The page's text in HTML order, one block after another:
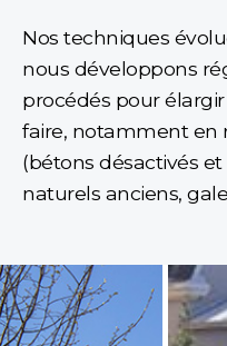
Nos techniques
nous développons
procédés pour
faire, notamment en
(bétons désactivés
naturels anciens,